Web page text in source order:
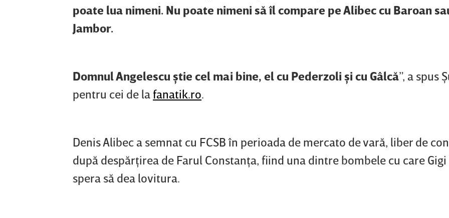
poate lua nimeni. Nu poate nimeni să îl compare pe Alibec cu Baroan
Jambor.
Domnul Angelescu ştie cel mai bine, el cu Pederzoli şi cu Gâlcă”, a spus
pentru cei de lafanatik.ro.
Denis Alibec a semnat cu FCSB în perioada de mercato de vară, liber de
după despărţirea de Farul Constanţa, fiind una dintre bombele cu care Gigi
spera să dea lovitura.